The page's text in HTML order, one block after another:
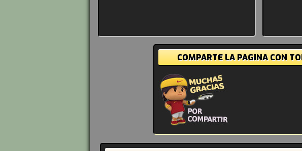
COMPARTE LA PAGINA CON